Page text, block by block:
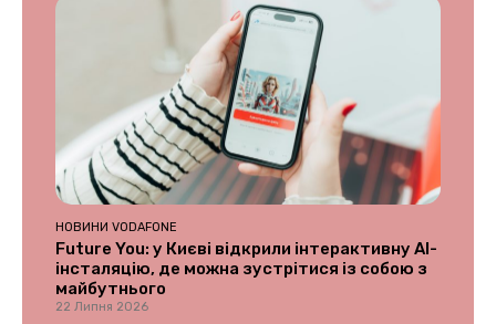
НОВИНИ VODAFONE
Future You: у Києві відкрили інтерактивну AI-
інсталяцію, де можна зустрітися із собою з
майбутнього
22 Липня 2026